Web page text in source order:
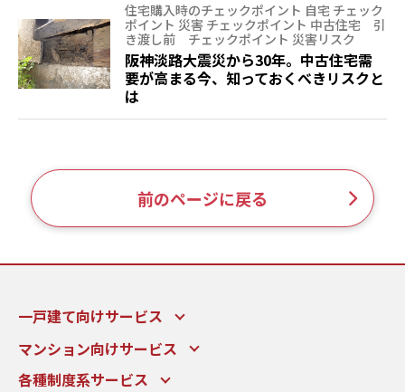
住宅購入時のチェックポイント 自宅 チェック
ポイント 災害 チェックポイント 中古住宅 引
き渡し前 チェックポイント 災害リスク
阪神淡路大震災から30年。中古住宅需
要が高まる今、知っておくべきリスクと
は
前のページに戻る
一戸建て向けサービス
マンション向けサービス
各種制度系サービス